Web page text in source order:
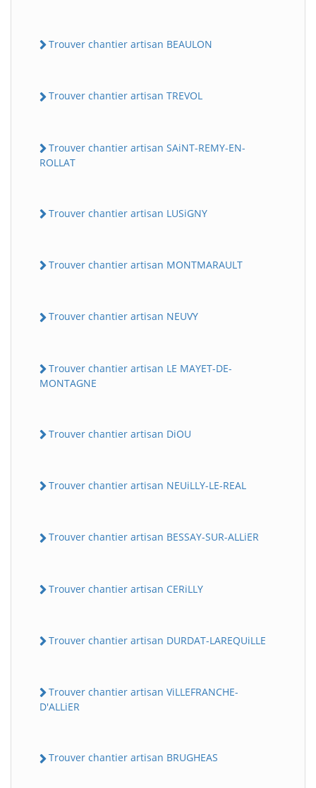
Trouver chantier artisan BEAULON
Trouver chantier artisan TREVOL
Trouver chantier artisan SAiNT-REMY-EN-
ROLLAT
Trouver chantier artisan LUSiGNY
Trouver chantier artisan MONTMARAULT
Trouver chantier artisan NEUVY
Trouver chantier artisan LE MAYET-DE-
MONTAGNE
Trouver chantier artisan DiOU
Trouver chantier artisan NEUiLLY-LE-REAL
Trouver chantier artisan BESSAY-SUR-ALLiER
Trouver chantier artisan CERiLLY
Trouver chantier artisan DURDAT-LAREQUiLLE
Trouver chantier artisan ViLLEFRANCHE-
D'ALLiER
Trouver chantier artisan BRUGHEAS